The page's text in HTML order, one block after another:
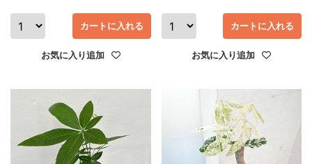
カートに入れる
お気に入り追加
カートに入れる
お気に入り追加